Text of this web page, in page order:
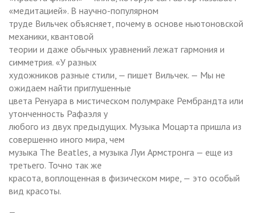
«медитацией». В научно-популярном
труде Вильчек объясняет, почему в основе ньютоновской
механики, квантовой
теории и даже обычных уравнений лежат гармония и
симметрия. «У разных
художников разные стили, — пишет Вильчек. — Мы не
ожидаем найти приглушенные
цвета Ренуара в мистическом полумраке Рембрандта или
утонченность Рафаэля у
любого из двух предыдущих. Музыка Моцарта пришла из
совершенно иного мира, чем
музыка The Beatles, а музыка Луи Армстронга — еще из
третьего. Точно так же
красота, воплощенная в физическом мире, — это особый
вид красоты.